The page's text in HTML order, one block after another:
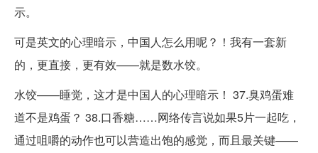
示。
可是英文的心理暗示，中国人怎么用呢？！我有一套新
的，更直接，更有效——就是数水饺。
水饺——睡觉，这才是中国人的心理暗示！ 37.臭鸡蛋难
道不是鸡蛋？ 38.口香糖……网络传言说如果5片一起吃，
通过咀嚼的动作也可以营造出饱的感觉，而且最关键——